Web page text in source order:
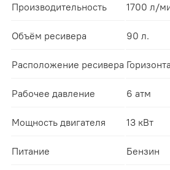
Производительность 1700 л/
Объём ресивера 90 л.
Расположение ресивера
Рабочее давление 6 атм
Мощность двигателя 13 кВт
Питание Бензин